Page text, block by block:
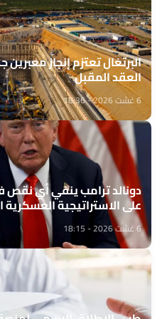
البرتغال تعتزم إنجاز
العقد المقبل
6 غشت 2026 - 18:36
دونالد ترامب ينفي أي نقص
على الاستراتيجية العسكرية
6 غشت 2026 - 18:15